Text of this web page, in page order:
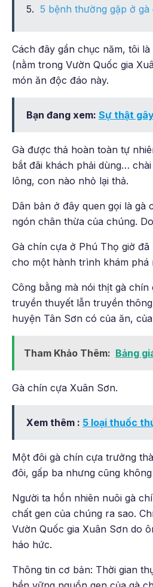
5 bệnh thường gặp ở
Cách đây gần chục năm, tôi
(nằm trong Vườn Quốc gia
món ăn độc đáo này.
Bạn đang xem: Sự thật
Gà được thả hoàn toàn tự
bắt đãi khách phải dùng…
lông, con nào nhỏ lại thả.
Dân bản ở đây quen gọi là
ngón chân thừa của chúng.
Gà chín cựa ở Phú Thọ giờ
cho một hành trình khám phá
Công bằng mà nói thịt gà
truyền thuyết lẫn truyền
huyện Tân Sơn có của ăn,
Tham Khảo Thêm: Bảng
Gà chín cựa Xuân Sơn.
Xem thêm : 5 loại thuốc
Một đôi gà chín cựa trưởng
đôi, gấp ba nhưng cũng không
Người ta hồn nhiên nuôi gà
chất gen của chúng ra sao.
Vườn Quốc gia Xuân Sơn do
háo hức.
Thông tin cơ bản: Thời gian